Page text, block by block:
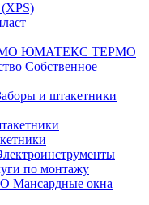
ЮМАТЕКС ТЕРМО
Собственное
и штакетники
по монтажу
Мансардные окна